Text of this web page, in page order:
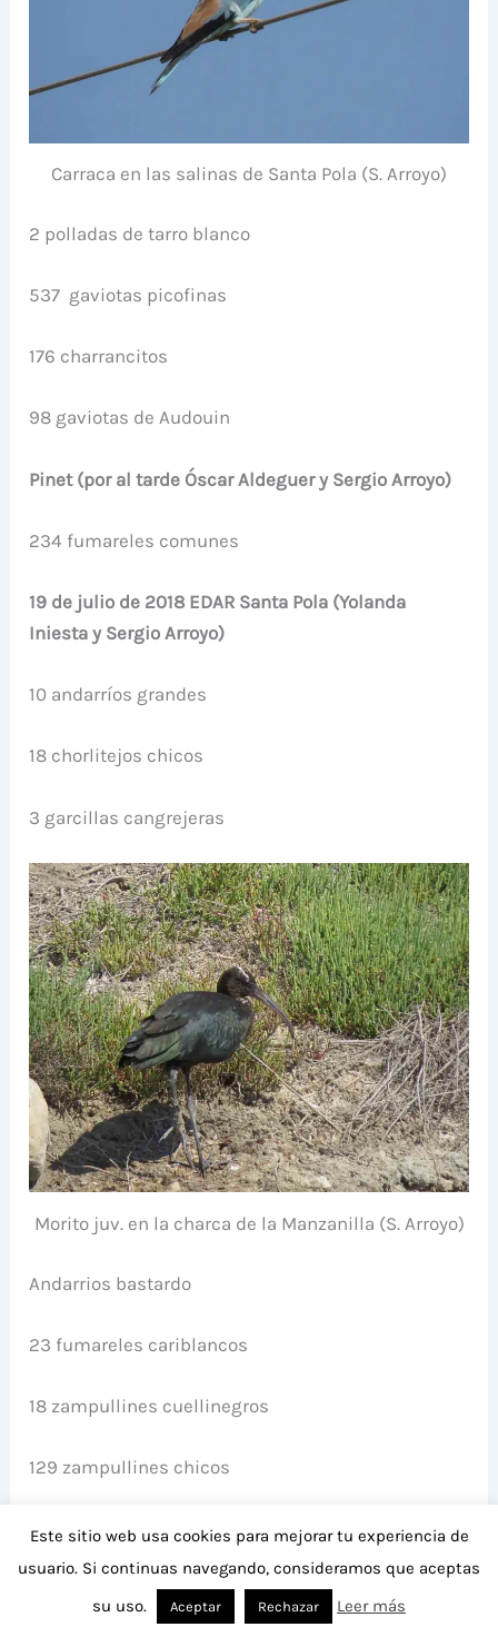
Carraca en las salinas de Santa Pola (S. Arroyo)
2 polladas de tarro blanco
537 gaviotas picofinas
176 charrancitos
98 gaviotas de Audouin
Pinet (por al tarde Óscar Aldeguer y Sergio Arroyo)
234 fumareles comunes
19 de julio de 2018 EDAR Santa Pola (Yolanda
Iniesta y Sergio Arroyo)
10 andarríos grandes
18 chorlitejos chicos
3 garcillas cangrejeras
Morito juv. en la charca de la Manzanilla (S. Arroyo)
Andarrios bastardo
23 fumareles cariblancos
18 zampullines cuellinegros
129 zampullines chicos
101 anades azulones
49 tarros blancos
Este sitio web usa cookies para mejorar tu experiencia de
usuario. Si continuas navegando, consideramos que aceptas
su uso.
Aceptar Rechazar Leer más